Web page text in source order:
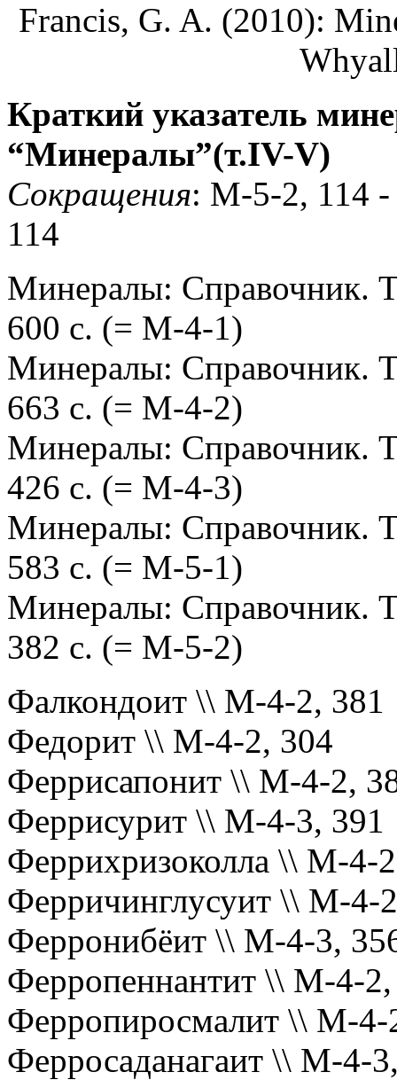
Francis, G. A. (2010):
Краткий указатель
“Минералы”(т.IV-V)
Сокращения: М-5-2, 114
114
Минералы: Справочник.
600 с. (= М-4-1)
Минералы: Справочник.
663 с. (= М-4-2)
Минералы: Справочник.
426 с. (= М-4-3)
Минералы: Справочник.
583 с. (= М-5-1)
Минералы: Справочник.
382 с. (= М-5-2)
Фалкондоит \\ М-4-2, 381
Федорит \\ М-4-2, 304
Феррисапонит \\ М-4-2,
Феррисурит \\ М-4-3, 391
Феррихризоколла \\ М-4-
Ферричинглусуит \\ М-4-
Ферронибёит \\ М-4-3,
Ферропеннантит \\ М-4-
Ферропиросмалит \\ М-4-
Ферросаданагаит \\ М-4-